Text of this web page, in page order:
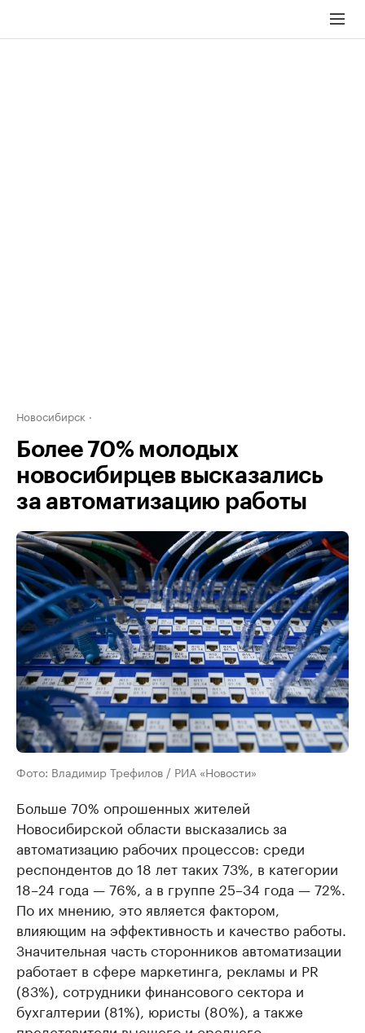
Новосибирск
Более 70% молодых
новосибирцев высказались
за автоматизацию работы
Фото: Владимир Трефилов / РИА «Новости»
Больше 70% опрошенных жителей
Новосибирской области высказались за
автоматизацию рабочих процессов: среди
респондентов до 18 лет таких 73%, в категории
18–24 года — 76%, а в группе 25–34 года — 72%.
По их мнению, это является фактором,
влияющим на эффективность и качество работы.
Значительная часть сторонников автоматизации
работает в сфере маркетинга, рекламы и PR
(83%), сотрудники финансового сектора и
бухгалтерии (81%), юристы (80%), а также